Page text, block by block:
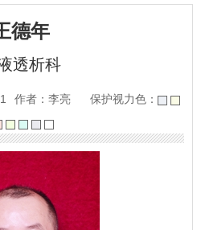
德年
透析科
作者：李亮 保护视力色：